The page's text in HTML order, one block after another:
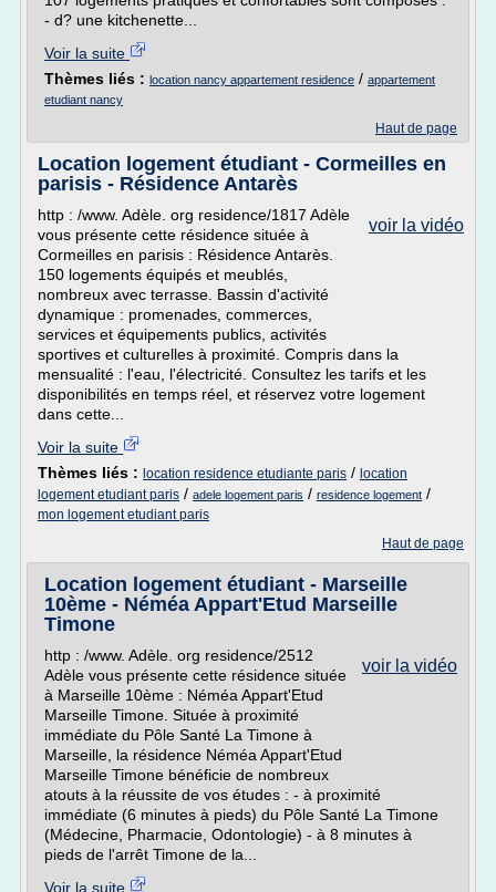
- d? une kitchenette...
Voir la suite
Thèmes liés : location nancy appartement residence / appartement
etudiant nancy
Haut de page
Location logement étudiant - Cormeilles en
parisis - Résidence Antarès
voir la vidéo
http : /www. Adèle. org residence/1817 Adèle
vous présente cette résidence située à
Cormeilles en parisis : Résidence Antarès.
150 logements équipés et meublés,
nombreux avec terrasse. Bassin d'activité
dynamique : promenades, commerces,
services et équipements publics, activités
sportives et culturelles à proximité. Compris dans la
mensualité : l'eau, l'électricité. Consultez les tarifs et les
disponibilités en temps réel, et réservez votre logement
dans cette...
Voir la suite
Thèmes liés : location residence etudiante paris / location
logement etudiant paris / adele logement paris / residence logement /
mon logement etudiant paris
Haut de page
Location logement étudiant - Marseille
10ème - Néméa Appart'Etud Marseille
Timone
voir la vidéo
http : /www. Adèle. org residence/2512
Adèle vous présente cette résidence située
à Marseille 10ème : Néméa Appart'Etud
Marseille Timone. Située à proximité
immédiate du Pôle Santé La Timone à
Marseille, la résidence Néméa Appart'Etud
Marseille Timone bénéficie de nombreux
atouts à la réussite de vos études : - à proximité
immédiate (6 minutes à pieds) du Pôle Santé La Timone
(Médecine, Pharmacie, Odontologie) - à 8 minutes à
pieds de l'arrêt Timone de la...
Voir la suite